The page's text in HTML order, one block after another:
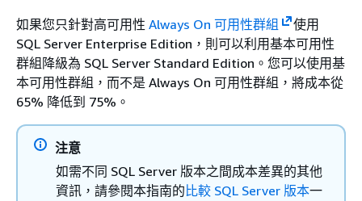
如果您只針對高可用性 Always On 可用性群組
使用
SQL Server Enterprise Edition，則可以利用基本可用性
群組降級為 SQL Server Standard Edition。您可以使用基
本可用性群組，而不是 Always On 可用性群組，將成本從
65% 降低到 75%。
注意
如需不同 SQL Server 版本之間成本差異的其他
資訊，請參閱本指南的比較 SQL Server 版本一